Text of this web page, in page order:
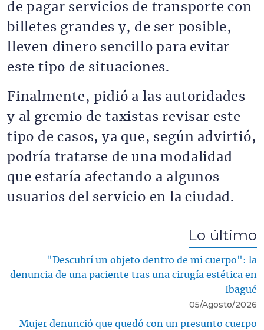
de pagar servicios de transporte con
billetes grandes y, de ser posible,
lleven dinero sencillo para evitar
este tipo de situaciones.
Finalmente, pidió a las autoridades
y al gremio de taxistas revisar este
tipo de casos, ya que, según advirtió,
podría tratarse de una modalidad
que estaría afectando a algunos
usuarios del servicio en la ciudad.
Lo último
"Descubrí un objeto dentro de mi cuerpo": la
denuncia de una paciente tras una cirugía estética en
Ibagué
05/Agosto/2026
Mujer denunció que quedó con un presunto cuerpo